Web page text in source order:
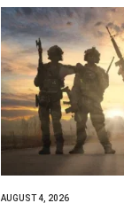
AUGUST 4, 2026